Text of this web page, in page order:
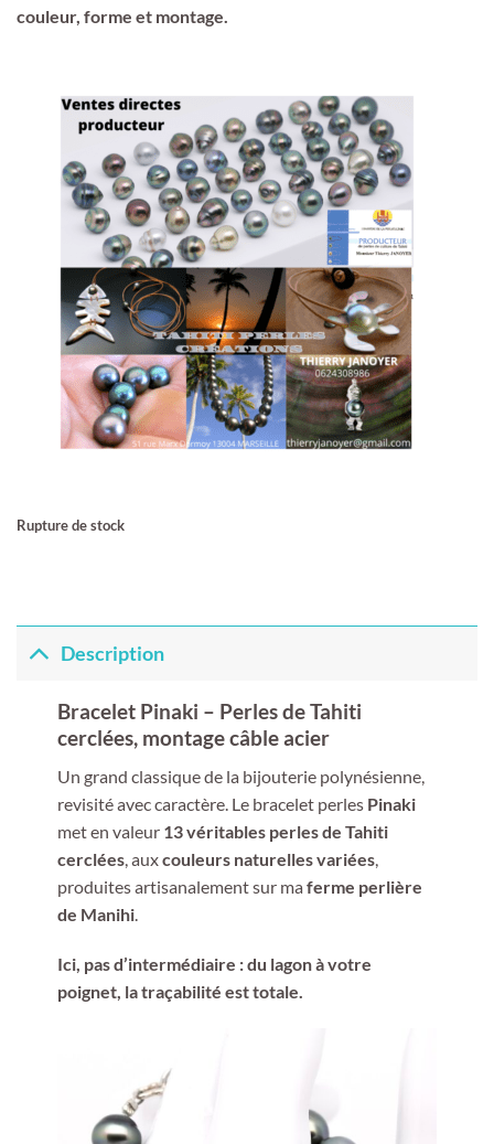
couleur, forme et montage.
Rupture de stock
Description
Bracelet Pinaki – Perles de Tahiti
cerclées, montage câble acier
Un grand classique de la bijouterie polynésienne,
revisité avec caractère. Le bracelet perles Pinaki
met en valeur 13 véritables perles de Tahiti
cerclées, auxcouleurs naturelles variées,
produites artisanalement sur ma ferme perlière
de Manihi.
Ici, pas d’intermédiaire : du lagon à votre
poignet, la traçabilité est totale.